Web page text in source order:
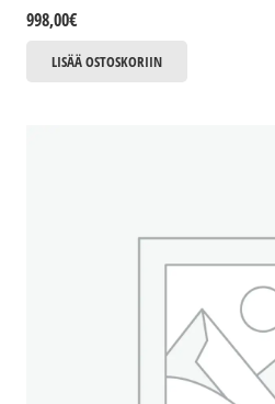
998,00€
LISÄÄ OSTOSKORIIN